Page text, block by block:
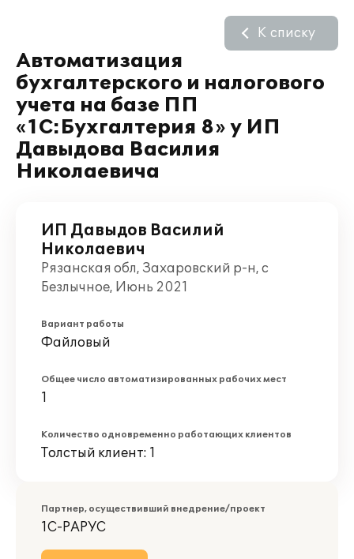
Автоматизация
бухгалтерского и налогового
учета на базе ПП
«1С:Бухгалтерия 8» у ИП
Давыдова Василия
Николаевича
К списку
ИП Давыдов Василий
Николаевич
Рязанская обл, Захаровский р-н, с
Безлычное, Июнь 2021
Вариант работы
Файловый
Общее число автоматизированных рабочих мест
1
Количество одновременно работающих клиентов
Толстый клиент: 1
Партнер, осуществивший внедрение/проект
1С-РАРУС